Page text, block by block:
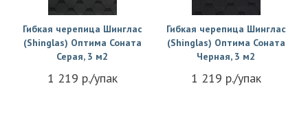
Гибкая черепица Шинглас
(Shinglas) Оптима Соната
Серая, 3 м2
1 219 р./упак
Гибкая черепица Шинглас
(Shinglas) Оптима Соната
Черная, 3 м2
1 219 р./упак